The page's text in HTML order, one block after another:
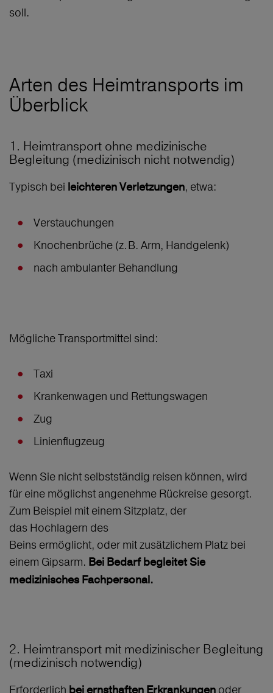
soll.
Arten des Heimtransports im
Überblick
1. Heimtransport ohne medizinische
Begleitung (medizinisch nicht notwendig)
Typisch bei leichteren Verletzungen, etwa:
Verstauchungen
Knochenbrüche (z. B. Arm, Handgelenk)
nach ambulanter Behandlung
Mögliche Transportmittel sind:
Taxi
Krankenwagen und Rettungswagen
Zug
Linienflugzeug
Wenn Sie nicht selbstständig reisen können, wird
für eine möglichst angenehme Rückreise gesorgt.
Zum Beispiel mit einem Sitzplatz, der
das Hochlagern des
Beins ermöglicht, oder mit zusätzlichem Platz bei
einem Gipsarm. Bei Bedarf begleitet Sie
medizinisches Fachpersonal.
2. Heimtransport mit medizinischer Begleitung
(medizinisch notwendig)
Erforderlich oder